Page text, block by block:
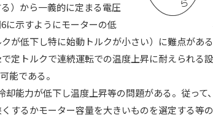
）から一義的に定まる電圧
に示すようにモーターの低
が低下し特に始動トルクが小さい）に難点がある
定トルクで連続運転での温度上昇に耐えられる
能である。
能力が低下し温度上昇等の問題がある。従って
するかモーター容量を大きいものを選定する等